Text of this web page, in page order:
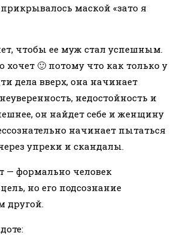
маской «зато я
чтобы ее муж стал успешным.
хочет 🙂 потому что как только у
дела вверх, она начинает
недостойность и
он найдет себе и женщину
начинает пытаться
упреки и скандалы.
— формально человек
но его подсознание
другой.